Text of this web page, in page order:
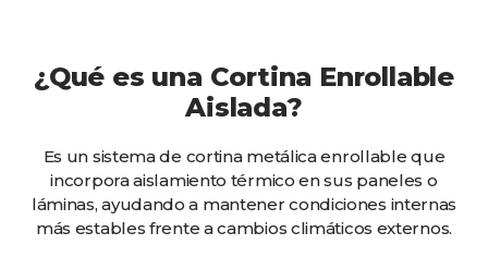
¿Qué es una Cortina Enrollable
Aislada?
Es un sistema de cortina metálica enrollable que
incorpora aislamiento térmico en sus paneles o
láminas, ayudando a mantener condiciones internas
más estables frente a cambios climáticos externos.